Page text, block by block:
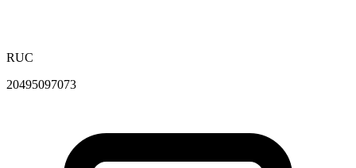
RUC
20495097073